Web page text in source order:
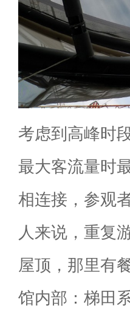
考虑到高峰时
最大客流量时
相连接，参观
人来说，重复
屋顶，那里有
馆内部：梯田